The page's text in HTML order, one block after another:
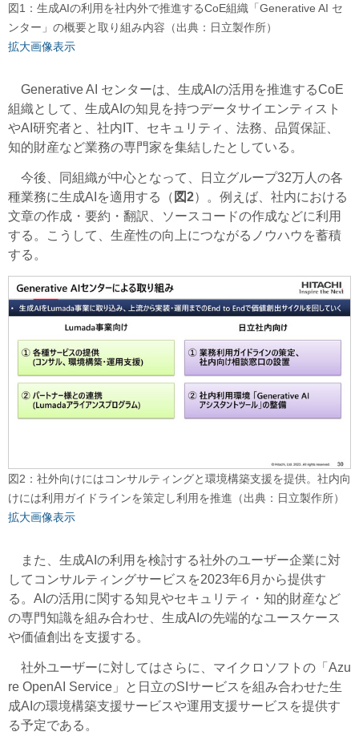
図1：生成AIの利用を社内外で推進するCoE組織「Generative AI セ
ンター」の概要と取り組み内容（出典：日立製作所）
拡大画像表示
Generative AI センターは、生成AIの活用を推進するCoE
組織として、生成AIの知見を持つデータサイエンティスト
やAI研究者と、社内IT、セキュリティ、法務、品質保証、
知的財産など業務の専門家を集結したとしている。
今後、同組織が中心となって、日立グループ32万人の各
種業務に生成AIを適用する（ 図2）。例えば、社内における
文章の作成・要約・翻訳、ソースコードの作成などに利用
する。こうして、生産性の向上につながるノウハウを蓄積
する。
図2：社外向けにはコンサルティングと環境構築支援を提供。社内向
けには利用ガイドラインを策定し利用を推進（出典：日立製作所）
拡大画像表示
また、生成AIの利用を検討する社外のユーザー企業に対
してコンサルティングサービスを2023年6月から提供す
る。AIの活用に関する知見やセキュリティ・知的財産など
の専門知識を組み合わせ、生成AIの先端的なユースケース
や価値創出を支援する。
社外ユーザーに対してはさらに、マイクロソフトの「Azu
re OpenAI Service」と日立のSIサービスを組み合わせた生
成AIの環境構築支援サービスや運用支援サービスを提供す
る予定である。